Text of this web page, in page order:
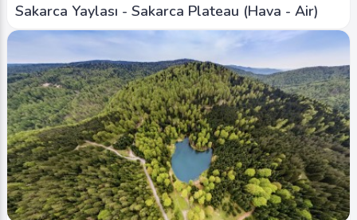
Sakarca Yaylası - Sakarca Plateau (Hava - Air)